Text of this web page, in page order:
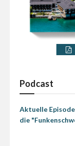
Podcast
Aktuelle
die